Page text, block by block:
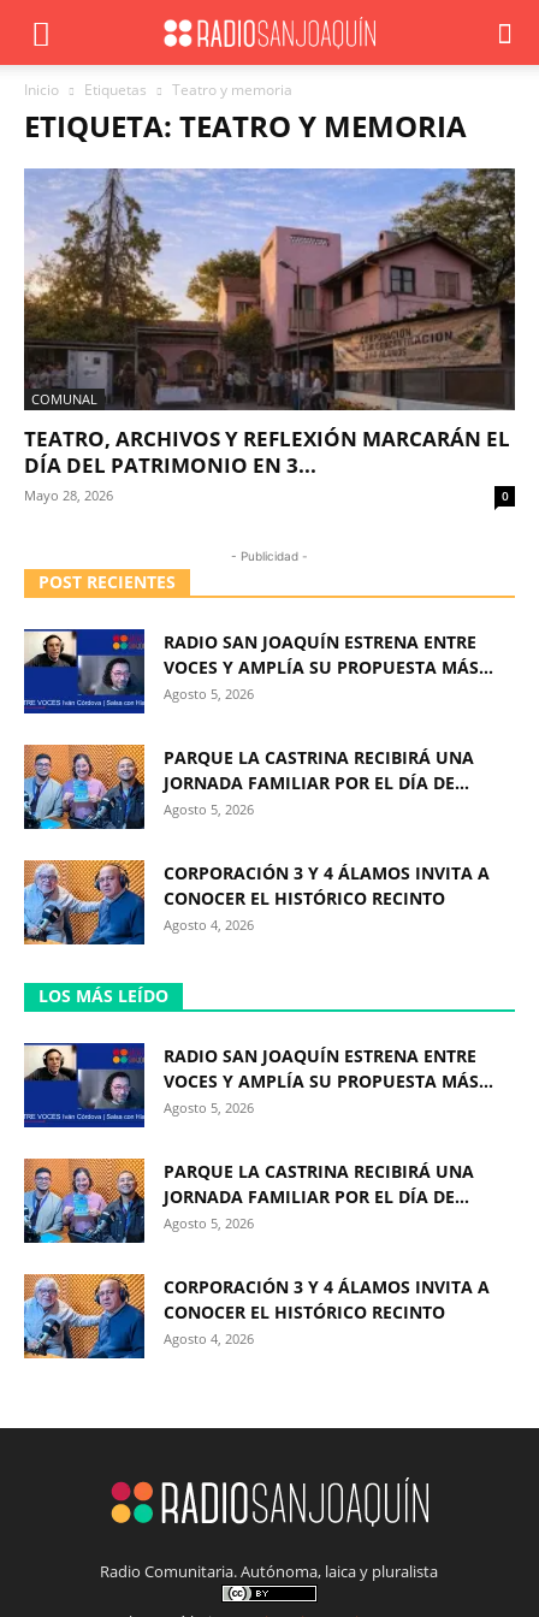
Inicio Etiquetas Teatro y memoria
ETIQUETA: TEATRO Y MEMORIA
COMUNAL
TEATRO, ARCHIVOS Y REFLEXIÓN MARCARÁN EL
DÍA DEL PATRIMONIO EN 3...
Mayo 28, 2026 0
- Publicidad -
POST RECIENTES
RADIO SAN JOAQUÍN ESTRENA ENTRE
VOCES Y AMPLÍA SU PROPUESTA MÁS...
Agosto 5, 2026
PARQUE LA CASTRINA RECIBIRÁ UNA
JORNADA FAMILIAR POR EL DÍA DE...
Agosto 5, 2026
CORPORACIÓN 3 Y 4 ÁLAMOS INVITA A
CONOCER EL HISTÓRICO RECINTO
Agosto 4, 2026
LOS MÁS LEÍDO
RADIO SAN JOAQUÍN ESTRENA ENTRE
VOCES Y AMPLÍA SU PROPUESTA MÁS...
Agosto 5, 2026
PARQUE LA CASTRINA RECIBIRÁ UNA
JORNADA FAMILIAR POR EL DÍA DE...
Agosto 5, 2026
CORPORACIÓN 3 Y 4 ÁLAMOS INVITA A
CONOCER EL HISTÓRICO RECINTO
Agosto 4, 2026
Radio Comunitaria. Autónoma, laica y pluralista